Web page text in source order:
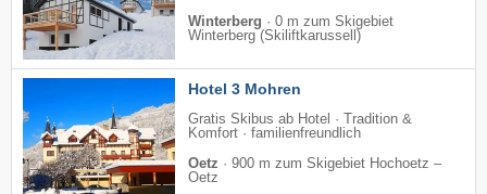
Winterberg · 0 m zum Skigebiet
Winterberg (Skiliftkarussell)
Hotel 3 Mohren
Gratis Skibus ab Hotel · Tradition &
Komfort · familienfreundlich
Oetz · 900 m zum Skigebiet Hochoetz –
Oetz